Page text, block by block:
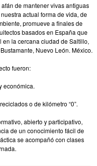
de mantener vivas antiguas
actual forma de vida, de
promueve a finales de
basados en España que
la cercana ciudad de Saltillo,
Nuevo León. México.
fueron:
económica.
o de kilómetro “0”.
abierto y participativo,
de un conocimiento fácil de
se acompañó con clases